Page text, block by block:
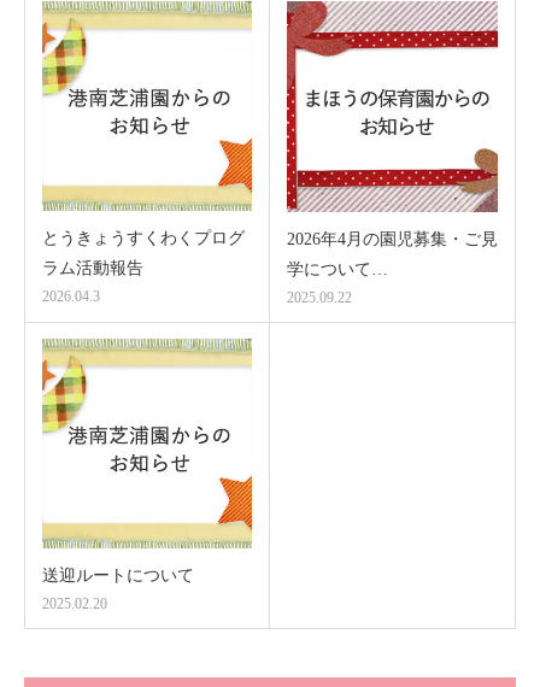
とうきょうすくわくプログ
ラム活動報告
2026.04.3
2026年4月の園児募集・ご見
学について…
2025.09.22
送迎ルートについて
2025.02.20